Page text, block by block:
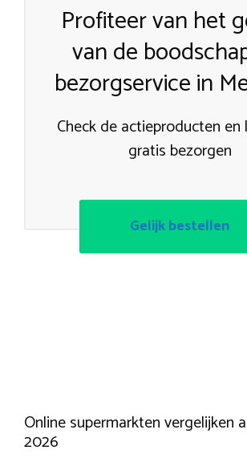
Profiteer van het
van de
bezorgservice in
Check de actieproducten en
gratis bezorgen
Gelijk bestellen
Online supermarkten vergelijken
2026